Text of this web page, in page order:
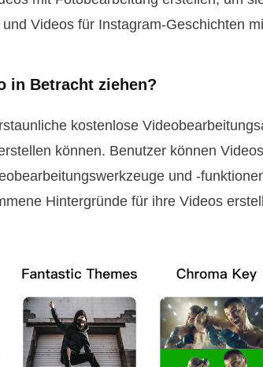
Videos für Instagram-Geschichten
in Betracht ziehen?
kostenlose
können. Benutzer können
und -
Hintergründe für ihre Videos